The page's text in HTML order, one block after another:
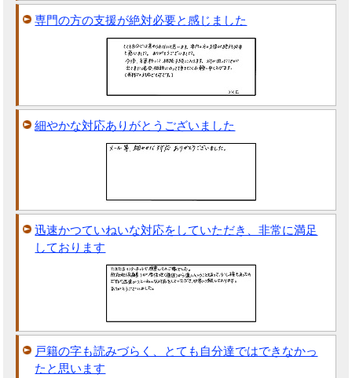
専門の方の支援が絶対必要と感じました
細やかな対応ありがとうございました
迅速かつていねいな対応をしていただき、非常に満足
しております
戸籍の字も読みづらく、とても自分達ではできなかっ
たと思います